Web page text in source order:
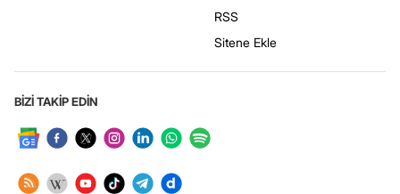
RSS
Sitene Ekle
BİZİ TAKİP EDİN